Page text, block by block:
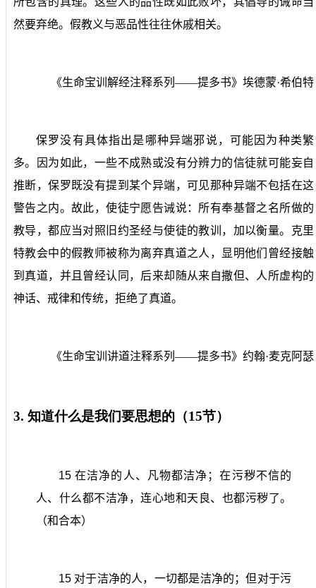
然要弃绝。假教义与恶品性往往休戚相关。
《生命宝训解经注释系列——提多书》埃德蒙·希伯特
保罗没有具体指出是哪种异端邪说，可能因为种类繁
多。因为如此，一些不成熟或没有分辨力的信徒就可能妄自
推断，保罗既没有提到某个异端，可见那种异端不包括在这
警告之内。故此，使徒宁愿告诫说：所有奉基督之名所做的
教导，都应当对照旧约圣经与使徒的教训，加以衡量。克里
特教会中的假教师被称为离弃真道之人，显明他们曾经接触
到真道，并且曾经认同，后来却随从来自撒但、人所虚构的
神话、戒律和传统，拒绝了真道。
《生命宝训讲道注释系列——提多书》约翰·麦克阿瑟
3. 知道什么是我们要思想的（15节）
15在洁净的人、凡物都洁净；在污秽不信的
人、什么都不洁净，连心地和天良、也都污秽了。
（和合本）
15 对于洁净的人，一切都是洁净的；但对于污